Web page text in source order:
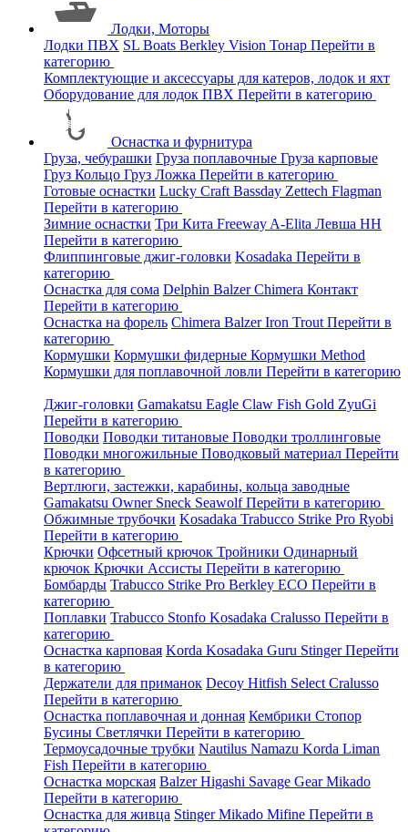
Лодки, Моторы
Лодки ПВХ SL Boats Berkley Vision Тонар Перейти в
категорию
Комплектующие и аксессуары для катеров, лодок и яхт
Оборудование для лодок ПВХ Перейти в категорию
Оснастка и фурнитура
Груза, чебурашки Груза поплавочные Груза карповые
Груз Кольцо Груз Ложка Перейти в категорию
Готовые оснастки Lucky Craft Bassday Zettech Flagman
Перейти в категорию
Зимние оснастки Три Кита Freeway A-Elita Левша НН
Перейти в категорию
Флиппинговые джиг-головки Kosadaka Перейти в
категорию
Оснастка для сома Delphin BalzerChimera Контакт
Перейти в категорию
Оснастка на форель Chimera BalzerIron Trout Перейти в
категорию
Кормушки Кормушки фидерные Кормушки Method
Кормушки для поплавочной ловли Перейти в категорию
Джиг-головки Gamakatsu Eagle Claw Fish Gold ZyuGi
Перейти в категорию
Поводки Поводки титановые Поводки троллинговые
Поводки многожильные Поводковый материал Перейти
в категорию
Вертлюги, застежки, карабины, кольца заводные
Gamakatsu Owner Sneck SeawolfПерейти в категорию
Обжимные трубочки Kosadaka Trabucco Strike Pro Ryobi
Перейти в категорию
Крючки Офсетный крючок Тройники Одинарный
крючок Крючки Ассисты Перейти в категорию
Бомбарды Trabucco Strike Pro Berkley ECO Перейти в
категорию
Поплавки Trabucco Stonfo Kosadaka Cralusso Перейти в
категорию
Оснастка карповая Korda Kosadaka Guru StingerПерейти
в категорию
Держатели для приманок Decoy Hitfish Select Cralusso
Перейти в категорию
Оснастка поплавочная и донная Кембрики Стопор
Бусины Светлячки Перейти в категорию
Термоусадочные трубки Nautilus Namazu Korda Liman
Fish Перейти в категорию
Оснастка морская BalzerHigashi Savage GearMikado
Перейти в категорию
Оснастка для живца StingerMikado Mifine Перейти в